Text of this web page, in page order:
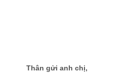
Thân gửi anh chị,